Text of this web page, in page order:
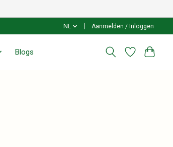
NL Aanmelden / Inloggen
Blogs